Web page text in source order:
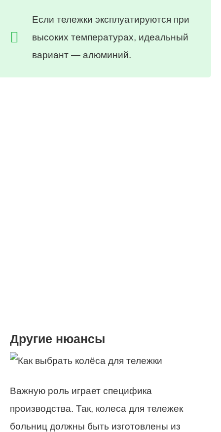
Если тележки эксплуатируются при
высоких температурах, идеальный
вариант — алюминий.
Другие нюансы
Важную роль играет специфика
производства. Так, колеса для тележек
больниц должны быть изготовлены из